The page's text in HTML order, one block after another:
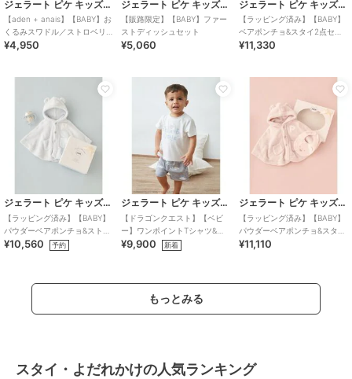
ジェラート ピケ キッズ＆ベビー
【aden + anais】【BABY】お
くるみスワドル／ストロベリ
ー・ベア／ダイナソー・ベア
¥4,950
ジェラート ピケ キッズ＆ベビー
【販路限定】【BABY】ファー
ストディッシュセット
¥5,060
ジェラート ピケ キッズ＆ベビー
【ラッピング済み】【BABY】
ベアポンチョ&スタイ2点セッ
ト ギフトBOX
¥11,330
ジェラート ピケ キッズ＆ベビー
【ラッピング済み】【BABY】
パウダーベアポンチョ&ストロ
ーマグセット BOX付き
¥10,560 予約
ジェラート ピケ キッズ＆ベビー
【ドラゴンクエスト】【ベビ
ー】ワンポイントTシャツ&総
柄ショートパンツセット
¥9,900 新着
ジェラート ピケ キッズ＆ベビー
【ラッピング済み】【BABY】
パウダーベアポンチョ&スタイ
セット BOX付き
¥11,110
もっとみる
スタイ・よだれかけの人気ランキング